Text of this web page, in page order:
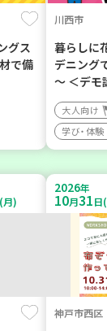
グス
で備
川西市
暮らしに
デニング
～ ＜デモ
大人向け
学び・体験
月)
2026年
10月31日
神戸市西区